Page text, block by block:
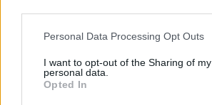
Personal Data Processing Opt Outs
I want to opt-out of the Sharing of my
personal data.
Opted In